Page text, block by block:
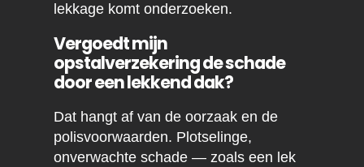
lekkage komt onderzoeken.
Vergoedt mijn
opstalverzekering de schade
door een lekkend dak?
Dat hangt af van de oorzaak en de
polisvoorwaarden. Plotselinge,
onverwachte schade — zoals een lek